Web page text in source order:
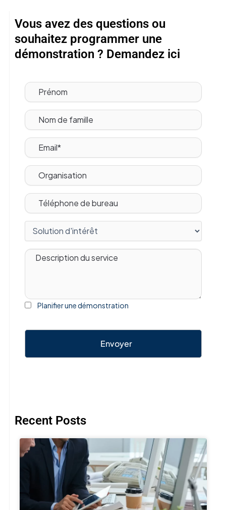
Vous avez des questions ou
souhaitez programmer une
démonstration ? Demandez ici
Planifier une démonstration
Envoyer
Recent Posts